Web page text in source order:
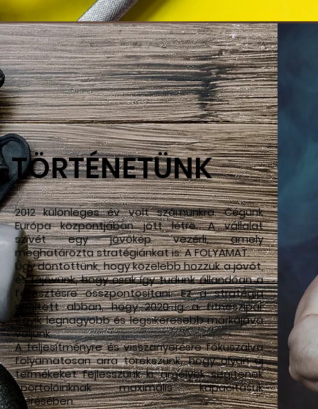
TÖRTÉNETÜNK
2012 különleges év volt számunkra. Cégünk
Európa központjában jött létre. A vállalat
szívét egy jövőkép vezérli, amely
meghatározta stratégiánkat is: A FOLYAMAT.
Úgy döntöttünk, hogy közelebb hozzuk a jövőt,
és rájövünk, hogy csak így tudunk állandóan a
fejlesztésre összpontosítani. Ez a stratégia
segített abban, hogy 2020-ig a fitneszipar
egyik legnagyobb és legsikeresebb márkájává
váljunk.
A teljesítményre és visszanyerésre fókuszálva
folyamatosan arra törekszünk, hogy olyan új
termékeket fejlesszünk ki, amelyek segítenek
sportolóinknak maximális kapacitásuk
elérésében.